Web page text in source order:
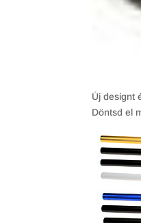
Új designt
Döntsd el